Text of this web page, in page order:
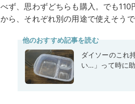
べず、思わずどちらも購入。でも
から、それぞれ別の用途で使えそう
他のおすすめ記事を読む
ダイソーのこれ
い…」って時に